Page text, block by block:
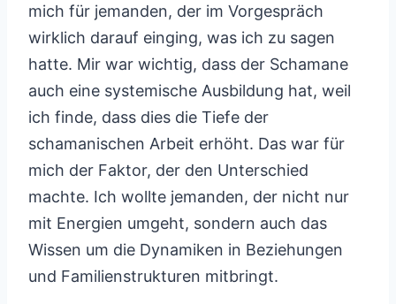
mich für jemanden, der im Vorgespräch
wirklich darauf einging, was ich zu sagen
hatte. Mir war wichtig, dass der Schamane
auch eine systemische Ausbildung hat, weil
ich finde, dass dies die Tiefe der
schamanischen Arbeit erhöht. Das war für
mich der Faktor, der den Unterschied
machte. Ich wollte jemanden, der nicht nur
mit Energien umgeht, sondern auch das
Wissen um die Dynamiken in Beziehungen
und Familienstrukturen mitbringt.